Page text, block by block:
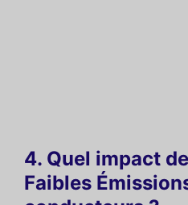
4. Quel impact
Faibles